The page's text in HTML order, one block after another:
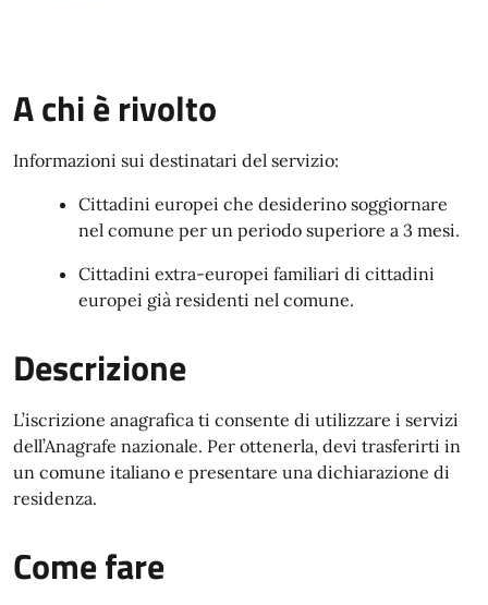
A chi è rivolto
Informazioni sui destinatari del servizio:
Cittadini europei che desiderino soggiornare
nel comune per un periodo superiore a 3 mesi.
Cittadini extra-europei familiari di cittadini
europei già residenti nel comune.
Descrizione
L’iscrizione anagrafica ti consente di utilizzare i servizi
dell’Anagrafe nazionale. Per ottenerla, devi trasferirti in
un comune italiano e presentare una dichiarazione di
residenza.
Come fare